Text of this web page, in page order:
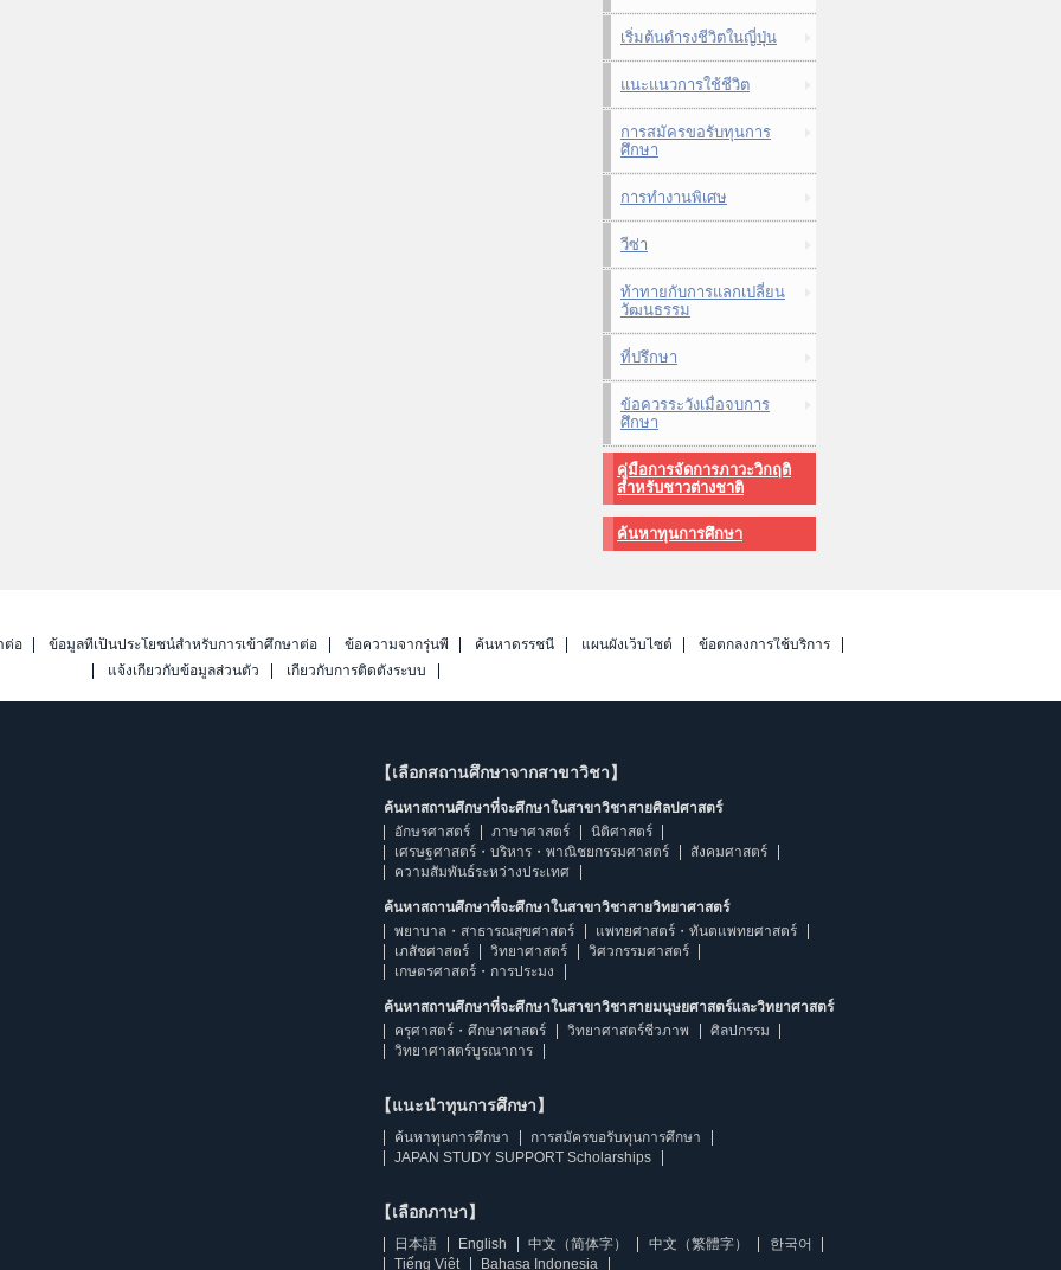
เริ่มต้นดำรงชีวิตในญี่ปุ่น
แนะแนวการใช้ชีวิต
การสมัครขอรับทุนการ
ศึกษา
การทำงานพิเศษ
วีซ่า
ท้าทายกับการแลกเปลี่ยน
วัฒนธรรม
ที่ปรึกษา
ข้อควรระวังเมื่อจบการ
ศึกษา
คู่มือการจัดการภาวะวิกฤติ
สำหรับชาวต่างชาติ
ค้นหาทุนการศึกษา
ต่อ ข้อมูลที่เป็นประโยชน์สำหรับการเข้าศึกษาต่อ ข้อความจากรุ่นพี่ ค้นหาดรรชนี แผนผังเว็บไซต์
ข้อตกลงการใช้บริการ
แจ้งเกี่ยวกับข้อมูลส่วนตัว
เกี่ยวกับการติดตั้งระบบ
【เลือกสถานศึกษาจากสาขาวิชา】
ค้นหาสถานศึกษาที่จะศึกษาในสาขาวิชาสายศิลปศาสตร์
อักษรศาสตร์
ภาษาศาสตร์
นิติศาสตร์
เศรษฐศาสตร์・บริหาร・พาณิชยกรรมศาสตร์
สังคมศาสตร์
ความสัมพันธ์ระหว่างประเทศ
ค้นหาสถานศึกษาที่จะศึกษาในสาขาวิชาสายวิทยาศาสตร์
พยาบาล・สาธารณสุขศาสตร์
แพทยศาสตร์・ทันตแพทยศาสตร์
เภสัชศาสตร์
วิทยาศาสตร์
วิศวกรรมศาสตร์
เกษตรศาสตร์・การประมง
ค้นหาสถานศึกษาที่จะศึกษาในสาขาวิชาสายมนุษยศาสตร์และวิทยาศาสตร์
ครุศาสตร์・ศึกษาศาสตร์
วิทยาศาสตร์ชีวภาพ
ศิลปกรรม
วิทยาศาสตร์บูรณาการ
【แนะนำทุนการศึกษา】
ค้นหาทุนการศึกษา
การสมัครขอรับทุนการศึกษา
JAPAN STUDY SUPPORT Scholarships
【เลือกภาษา】
日本語 English 中文（简体字） 中文（繁體字）
한국어
Tiếng Việt
Bahasa Indonesia